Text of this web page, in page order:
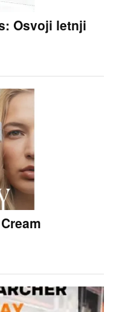
Osvoji letnji